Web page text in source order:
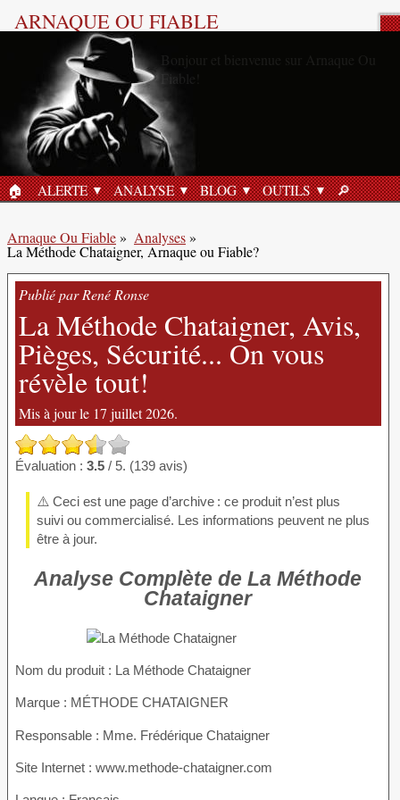
ARNAQUE OU FIABLE
ACCUEIL
🏠︎ ALERTE ANALYSE BLOG OUTILS 🔎︎
Arnaque Ou Fiable» Analyses»
La Méthode Chataigner, Arnaque ou Fiable?
Publié par René Ronse
La Méthode Chataigner, Avis,
Pièges, Sécurité... On vous
révèle tout!
Mis à jour le 17 juillet 2026.
Évaluation : 3.5 / 5. (139 avis)
⚠️ Ceci est une page d’archive : ce produit n’est plus
suivi ou commercialisé. Les informations peuvent ne plus
être à jour.
Analyse Complète de La Méthode
Chataigner
Nom du produit : La Méthode Chataigner
Marque : MÉTHODE CHATAIGNER
Responsable : Mme. Frédérique Chataigner
Site Internet : www.methode-chataigner.com